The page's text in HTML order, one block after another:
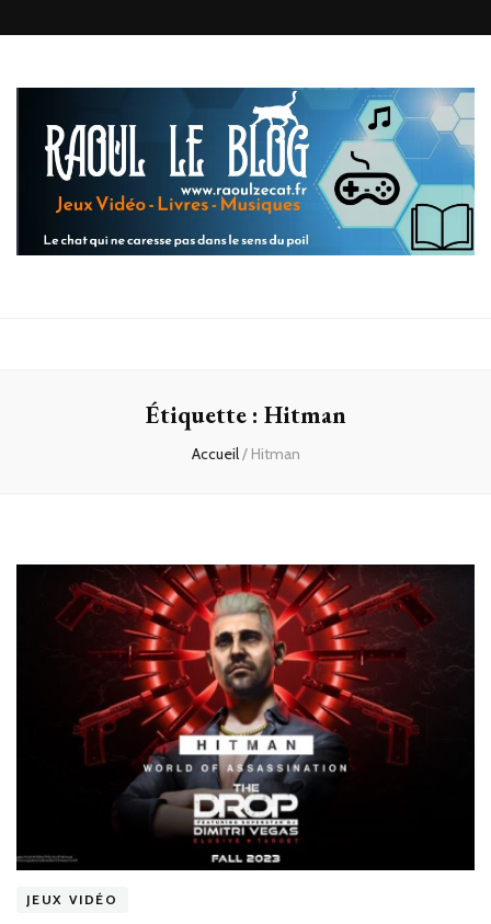
blog
Étiquette : Hitman
Accueil/ Hitman
JEUX VIDÉO